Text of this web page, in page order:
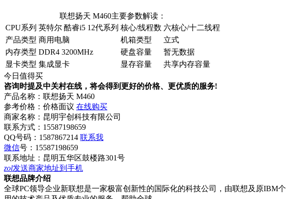
联想扬天 M460主要参数解读：
CPU系列 英特尔 酷睿i5 12代系列 核心/线程数 六核心/十二线程
产品类型 商用电脑 机箱类型
立式
内存类型 DDR4 3200MHz 硬盘容量
暂无数据
显卡类型 集成显卡 显存容量
共享内存容量
今日值得买
咨询时提及中关村在线，将会得到更好的价格、更优质的服务!
产品名称： 联想扬天 M460
参考价格： 价格面议 在线购买
商家名称： 昆明宇创科技有限公司
联系方式： 15587198659
QQ号码：1587867214 联系我
微信号： 15587198659
联系地址： 昆明五华区鼓楼路301号
zol发送商家地址到手机
联想品牌介绍
全球PC领导企业新联想是一家极富创新性的国际化的科技公司，由联想及原